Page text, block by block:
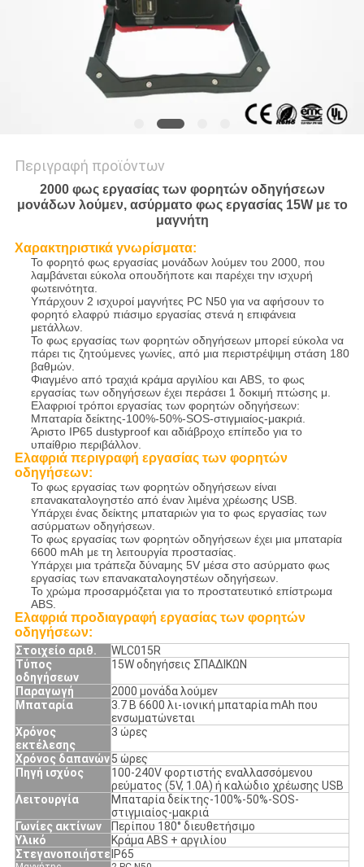
Περιγραφή προϊόντων
2000 φως εργασίας των φορητών οδηγήσεων
μονάδων λούμεν, ασύρματο φως εργασίας 15W με το
μαγνήτη
Χαρακτηριστικά γνωρίσματα:
Το φορητό φως εργασίας μονάδων λούμεν του 2000, που
λαμβάνεται εύκολα οπουδήποτε και παρέχει την ισχυρή
φωτεινότητα.
Υπάρχουν 2 ισχυροί μαγνήτες PC N50 για να αφήσουν το
φορητό ελαφρύ πιάσιμο εργασίας στενά η επιφάνεια
μετάλλων.
Το φως εργασίας των φορητών οδηγήσεων μπορεί εύκολα να
πάρει τις ζητούμενες γωνίες, από μια περιστρέψιμη στάση 180
βαθμών.
Φιαγμένο από τραχιά κράμα αργιλίου και ABS, το φως
εργασίας των οδηγήσεων έχει περάσει 1 δοκιμή πτώσης μ.
Ελαφριοί τρόποι εργασίας των φορητών οδηγήσεων:
Μπαταρία δείκτης-100%-50%-SOS-στιγμιαίος-μακριά.
Άριστο IP65 dustyproof και αδιάβροχο επίπεδο για το
υπαίθριο περιβάλλον.
Ελαφριά περιγραφή εργασίας των φορητών
οδηγήσεων:
Το φως εργασίας των φορητών οδηγήσεων είναι
επανακαταλογηστέο από έναν λιμένα χρέωσης USB.
Υπάρχει ένας δείκτης μπαταριών για το φως εργασίας των
ασύρματων οδηγήσεων.
Το φως εργασίας των φορητών οδηγήσεων έχει μια μπαταρία
6600 mAh με τη λειτουργία προστασίας.
Υπάρχει μια τράπεζα δύναμης 5V μέσα στο ασύρματο φως
εργασίας των επανακαταλογηστέων οδηγήσεων.
Το χρώμα προσαρμόζεται για το προστατευτικό επίστρωμα
ABS.
Ελαφριά προδιαγραφή εργασίας των φορητών
οδηγήσεων:
Στοιχείο αριθ.
WLC015R
Τύπος
οδηγήσεων
15W οδηγήσεις ΣΠΑΔΙΚΩΝ
Παραγωγή
2000 μονάδα λούμεν
Μπαταρία
3.7 Β 6600 λι-ιονική μπαταρία mAh που
ενσωματώνεται
Χρόνος
εκτέλεσης
3 ώρες
Χρόνος δαπανών5 ώρες
Πηγή ισχύος
100-240V φορτιστής εναλλασσόμενου
ρεύματος (5V, 1.0A) ή καλώδιο χρέωσης USB
Λειτουργία
Μπαταρία δείκτης-100%-50%-SOS-
στιγμιαίος-μακριά
Γωνίες ακτίνων
Περίπου 180° διευθετήσιμο
Υλικό
Κράμα ABS + αργιλίου
Στεγανοποιήστε IP65